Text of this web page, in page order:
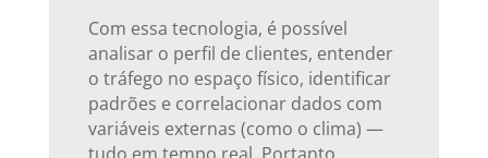
Com essa tecnologia, é possível
analisar o perfil de clientes, entender
o tráfego no espaço físico, identificar
padrões e correlacionar dados com
variáveis externas (como o clima) —